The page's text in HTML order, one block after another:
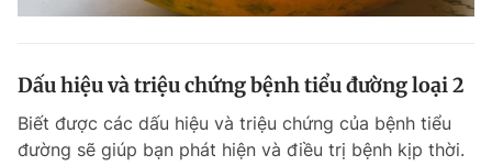
Dấu hiệu và triệu chứng bệnh tiểu đường loại 2
Biết được các dấu hiệu và triệu chứng của bệnh tiểu
đường sẽ giúp bạn phát hiện và điều trị bệnh kịp thời.